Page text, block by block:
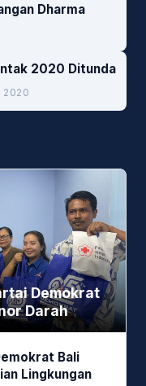
Dharma
2020 Ditunda
2020
Demokrat
Darah
Bali
Lingkungan